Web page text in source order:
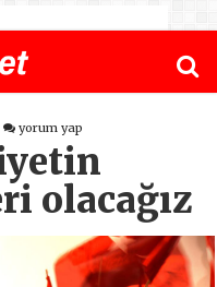
yorum yap
olacağız